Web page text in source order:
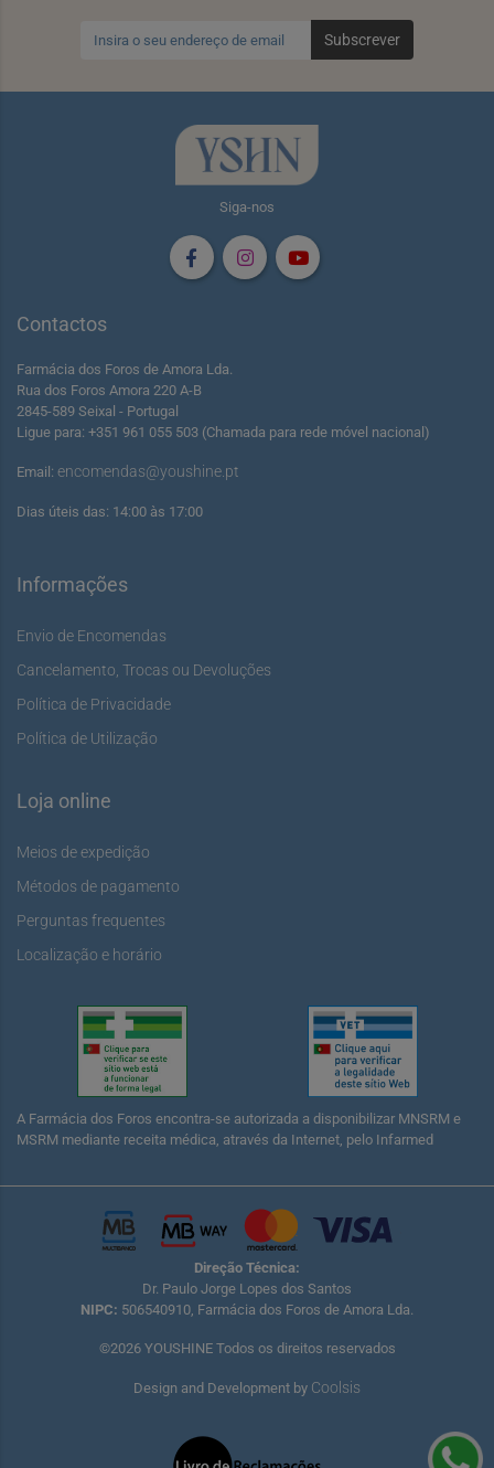
Subscrever
Siga-nos
Contactos
Farmácia dos Foros de Amora Lda.
Rua dos Foros Amora 220 A-B
2845-589 Seixal - Portugal
Ligue para: +351 961 055 503 (Chamada para rede móvel nacional)
Email: encomendas@youshine.pt
Dias úteis das: 14:00 às 17:00
Informações
Envio de Encomendas
Cancelamento, Trocas ou Devoluções
Política de Privacidade
Política de Utilização
Loja online
Meios de expedição
Métodos de pagamento
Perguntas frequentes
Localização e horário
A Farmácia dos Foros encontra-se autorizada a disponibilizar MNSRM e
MSRM mediante receita médica, através da Internet, pelo Infarmed
Direção Técnica:
Dr. Paulo Jorge Lopes dos Santos
NIPC: 506540910, Farmácia dos Foros de Amora Lda.
©2026 YOUSHINE Todos os direitos reservados
Design and Development by Coolsis